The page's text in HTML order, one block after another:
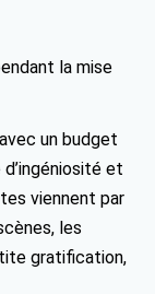
la mise
un budget
et
viennent par
les
gratification,